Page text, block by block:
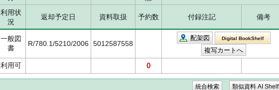
利用状
況
返却予定日 資料取扱 予約数 付録注記 備考
一般図
書
R/780.1/5210/2006 5012587558
配架図 Digital BookShelf
利用可 0